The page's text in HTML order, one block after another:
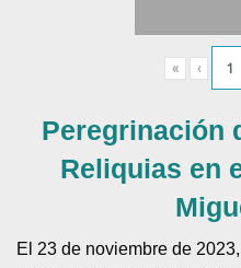
« ‹
Peregrinación
Reliquias en
El 23 de noviembre de